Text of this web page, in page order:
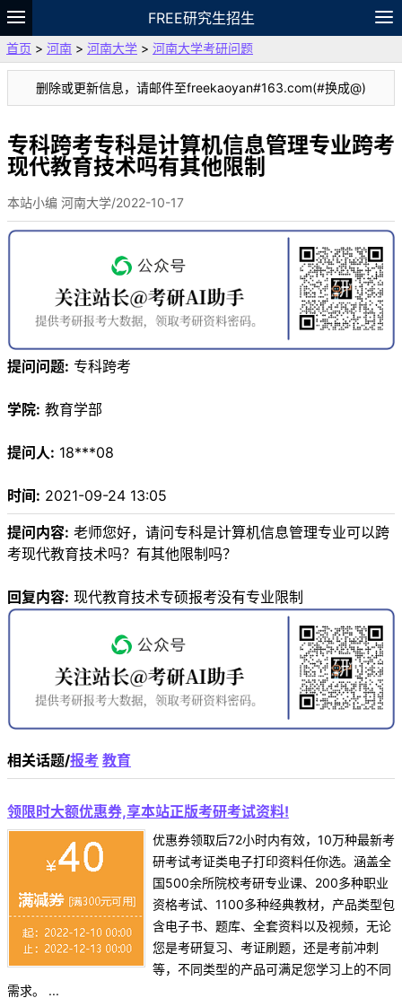
FREE研究生招生
题库
故事 专题 APP 笔记
VIP
资料
首页 > 河南 > 河南大学 > 河南大学考研问题
删除或更新信息，请邮件至freekaoyan#163.com(#换成@)
专科跨考专科是计算机信息管理专业跨考
现代教育技术吗有其他限制
本站小编 河南大学/2022-10-17
提问问题: 专科跨考
学院: 教育学部
提问人: 18***08
时间: 2021-09-24 13:05
提问内容: 老师您好，请问专科是计算机信息管理专业可以跨
考现代教育技术吗？有其他限制吗？
回复内容: 现代教育技术专硕报考没有专业限制
相关话题/报考 教育
领限时大额优惠券,享本站正版考研考试资料!
优惠券领取后72小时内有效，10万种最新考
研考试考证类电子打印资料任你选。涵盖全
国500余所院校考研专业课、200多种职业
资格考试、1100多种经典教材，产品类型包
含电子书、题库、全套资料以及视频，无论
您是考研复习、考证刷题，还是考前冲刺
等，不同类型的产品可满足您学习上的不同
需求。 ...